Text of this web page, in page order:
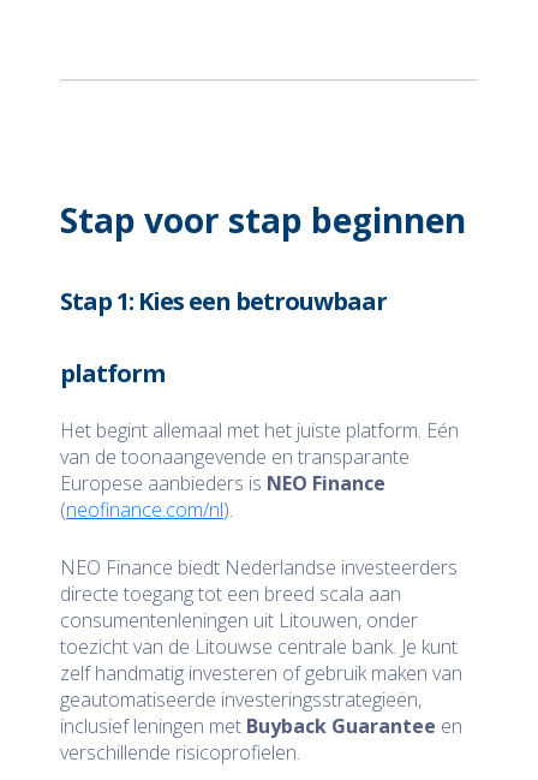
Stap voor stap beginnen
Stap 1: Kies een betrouwbaar
platform
Het begint allemaal met het juiste platform. Eén
van de toonaangevende en transparante
Europese aanbieders is NEO Finance
(neofinance.com/nl).
NEO Finance biedt Nederlandse investeerders
directe toegang tot een breed scala aan
consumentenleningen uit Litouwen, onder
toezicht van de Litouwse centrale bank. Je kunt
zelf handmatig investeren of gebruik maken van
geautomatiseerde investeringsstrategieën,
inclusief leningen met Buyback Guarantee en
verschillende risicoprofielen.